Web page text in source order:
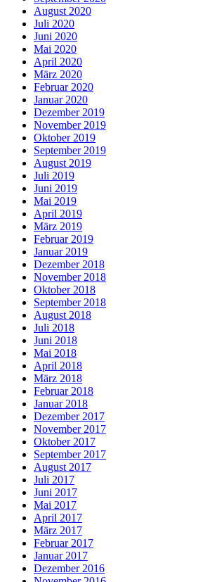
August 2020
Juli 2020
Juni 2020
Mai 2020
April 2020
März 2020
Februar 2020
Januar 2020
Dezember 2019
November 2019
Oktober 2019
September 2019
August 2019
Juli 2019
Juni 2019
Mai 2019
April 2019
März 2019
Februar 2019
Januar 2019
Dezember 2018
November 2018
Oktober 2018
September 2018
August 2018
Juli 2018
Juni 2018
Mai 2018
April 2018
März 2018
Februar 2018
Januar 2018
Dezember 2017
November 2017
Oktober 2017
September 2017
August 2017
Juli 2017
Juni 2017
Mai 2017
April 2017
März 2017
Februar 2017
Januar 2017
Dezember 2016